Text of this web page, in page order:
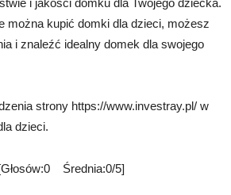
i jakości domku dla Twojego dziecka.
można kupić domki dla dzieci, możesz
i znaleźć idealny domek dla swojego
strony https://www.investray.pl/ w
dzieci.
Średnia:0/5]